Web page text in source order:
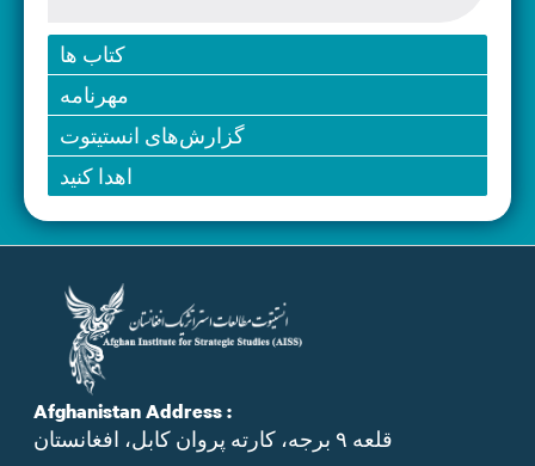
کتاب ها
مهرنامه
گزارش‌های انستیتوت
اهدا کنید
Afghanistan Address :
قلعه ۹ برجه، کارته پروان کابل، افغانستان